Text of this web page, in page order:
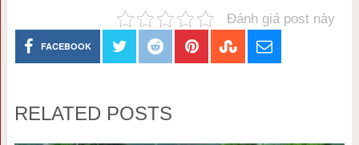
Đánh giá post này
FACEBOOK
RELATED POSTS